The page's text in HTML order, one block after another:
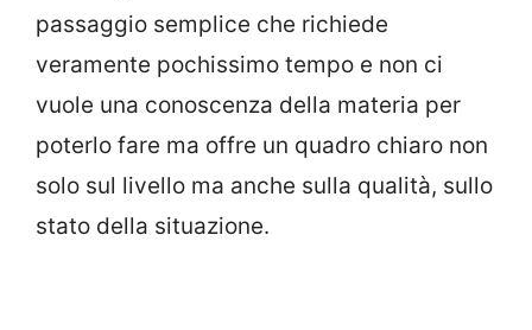
passaggio semplice che richiede
veramente pochissimo tempo e non ci
vuole una conoscenza della materia per
poterlo fare ma offre un quadro chiaro non
solo sul livello ma anche sulla qualità, sullo
stato della situazione.